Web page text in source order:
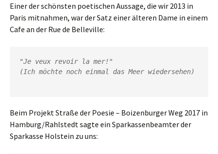
Einer der schönsten poetischen Aussage, die wir 2013 in
Paris mitnahmen, war der Satz einer älteren Dame in einem
Cafe an der Rue de Belleville:
"Je veux revoir la mer!"
(Ich möchte noch einmal das Meer wiedersehen)
Beim Projekt Straße der Poesie – Boizenburger Weg 2017 in
Hamburg/Rahlstedt sagte ein Sparkassenbeamter der
Sparkasse Holstein zu uns: